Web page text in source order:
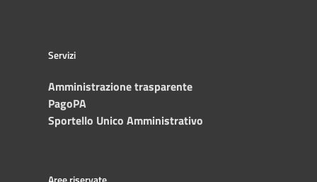
Servizi
Amministrazione trasparente
PagoPA
Sportello Unico Amministrativo